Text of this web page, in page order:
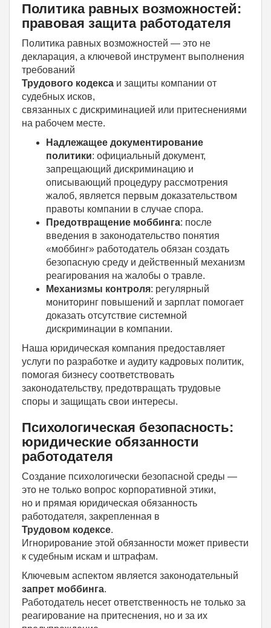
Политика равных возможностей:
правовая защита работодателя
Политика равных возможностей — это не
декларация, а ключевой инструмент выполнения
требований
Трудового кодекса и защиты компании от
судебных исков,
связанных с дискриминацией или притеснениями
на рабочем месте.
Надлежащее документирование
политики: официальный документ,
запрещающий дискриминацию и
описывающий процедуру рассмотрения
жалоб, является первым доказательством
правоты компании в случае спора.
Предотвращение моббинга: после
введения в законодательство понятия
«моббинг» работодатель обязан создать
безопасную среду и действенный механизм
реагирования на жалобы о травле.
Механизмы контроля: регулярный
мониторинг повышений и зарплат помогает
доказать отсутствие системной
дискриминации в компании.
Наша юридическая компания предоставляет
услуги по разработке и аудиту кадровых политик,
помогая бизнесу соответствовать
законодательству, предотвращать трудовые
споры и защищать свои интересы.
Психологическая безопасность:
юридические обязанности
работодателя
Создание психологически безопасной среды —
это не только вопрос корпоративной этики,
но и прямая юридическая обязанность
работодателя, закрепленная в
Трудовом кодексе.
Игнорирование этой обязанности может привести
к судебным искам и штрафам.
Ключевым аспектом является законодательный
запрет моббинга.
Работодатель несет ответственность не только за
реагирование на притеснения, но и за их